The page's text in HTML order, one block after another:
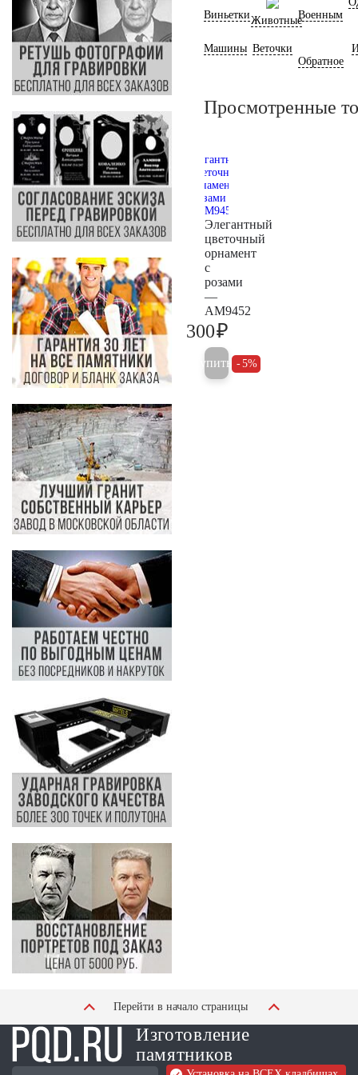
ВиньеткиЖивотныеВоенным
Машины Веточки
Обратное
Просмотренные
Элегантный
цветочный
орнамент
с
розами
—
AM9452
300₽
Купить 5%
Перейти в начало страницы
Изготовление
памятников